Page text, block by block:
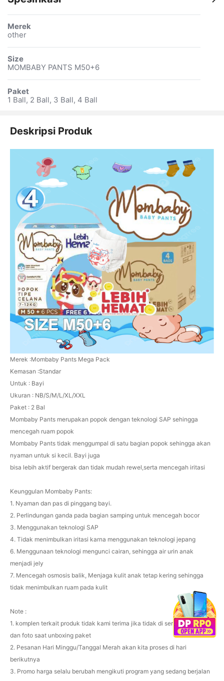
Merek
other
Size
MOMBABY PANTS M50+6
Paket
1 Ball, 2 Ball, 3 Ball, 4 Ball
Deskripsi Produk
Merek :Mombaby Pants Mega Pack
Kemasan :Standar
Untuk : Bayi
Ukuran : NB/S/M/L/XL/XXL
Paket : 2 Bal
Mombaby Pants merupakan popok dengan teknologi SAP sehingga
mencegah ruam popok
Mombaby Pants tidak menggumpal di satu bagian popok sehingga akan
nyaman untuk si kecil. Bayi juga
bisa lebih aktif bergerak dan tidak mudah rewel,serta mencegah iritasi
Keunggulan Mombaby Pants:
1. Nyaman dan pas di pinggang bayi.
2. Perlindungan ganda pada bagian samping untuk mencegah bocor
3. Menggunakan teknologi SAP
4. Tidak menimbulkan iritasi karna menggunakan teknologi jepang
6. Menggunaan teknologi mengunci cairan, sehingga air urin anak
menjadi jely
7. Mencegah osmosis balik, Menjaga kulit anak tetap kering sehingga
tidak menimbulkan ruam pada kulit
Note :
1. komplen terkait produk tidak kami terima jika tidak di sertakan video
dan foto saat unboxing paket
2. Pesanan Hari Minggu/Tanggal Merah akan kita proses di hari
berikutnya
3. Promo harga selalu berubah mengikuti program yang sedang berjalan